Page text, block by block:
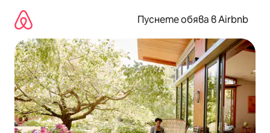
съдържанието
Пуснете обява в Airbnb